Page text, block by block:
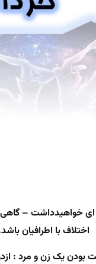
ای خواهیدداشت –
اختلاف با اطرافیان
یک زن و مرد :